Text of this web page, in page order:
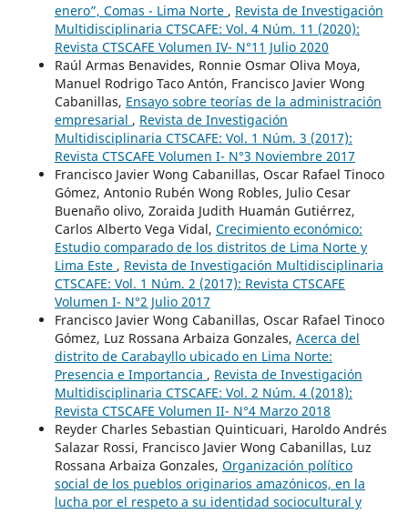
enero”, Comas - Lima Norte , Revista de Investigación
Multidisciplinaria CTSCAFE: Vol. 4 Núm. 11 (2020):
Revista CTSCAFE Volumen IV- N°11 Julio 2020
Raúl Armas Benavides, Ronnie Osmar Oliva Moya,
Manuel Rodrigo Taco Antón, Francisco Javier Wong
Cabanillas, Ensayo sobre teorías de la administración
empresarial , Revista de Investigación
Multidisciplinaria CTSCAFE: Vol. 1 Núm. 3 (2017):
Revista CTSCAFE Volumen I- N°3 Noviembre 2017
Francisco Javier Wong Cabanillas, Oscar Rafael Tinoco
Gómez, Antonio Rubén Wong Robles, Julio Cesar
Buenaño olivo, Zoraida Judith Huamán Gutiérrez,
Carlos Alberto Vega Vidal, Crecimiento económico:
Estudio comparado de los distritos de Lima Norte y
Lima Este , Revista de Investigación Multidisciplinaria
CTSCAFE: Vol. 1 Núm. 2 (2017): Revista CTSCAFE
Volumen I- N°2 Julio 2017
Francisco Javier Wong Cabanillas, Oscar Rafael Tinoco
Gómez, Luz Rossana Arbaiza Gonzales, Acerca del
distrito de Carabayllo ubicado en Lima Norte:
Presencia e Importancia , Revista de Investigación
Multidisciplinaria CTSCAFE: Vol. 2 Núm. 4 (2018):
Revista CTSCAFE Volumen II- N°4 Marzo 2018
Reyder Charles Sebastian Quinticuari, Haroldo Andrés
Salazar Rossi, Francisco Javier Wong Cabanillas, Luz
Rossana Arbaiza Gonzales, Organización político
social de los pueblos originarios amazónicos, en la
lucha por el respeto a su identidad sociocultural y